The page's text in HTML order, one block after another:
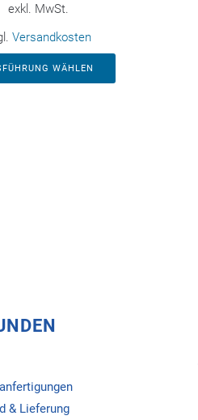
exkl. MwSt.
Versandkosten
WÄHLEN
& Lieferung